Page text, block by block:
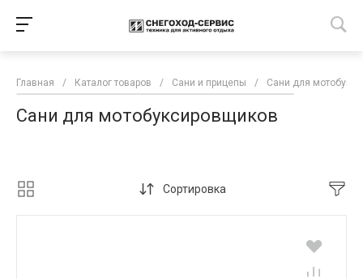
Главная / Каталог товаров / Сани и прицепы / Сани для
Сани для мотобуксировщиков
Сортировка